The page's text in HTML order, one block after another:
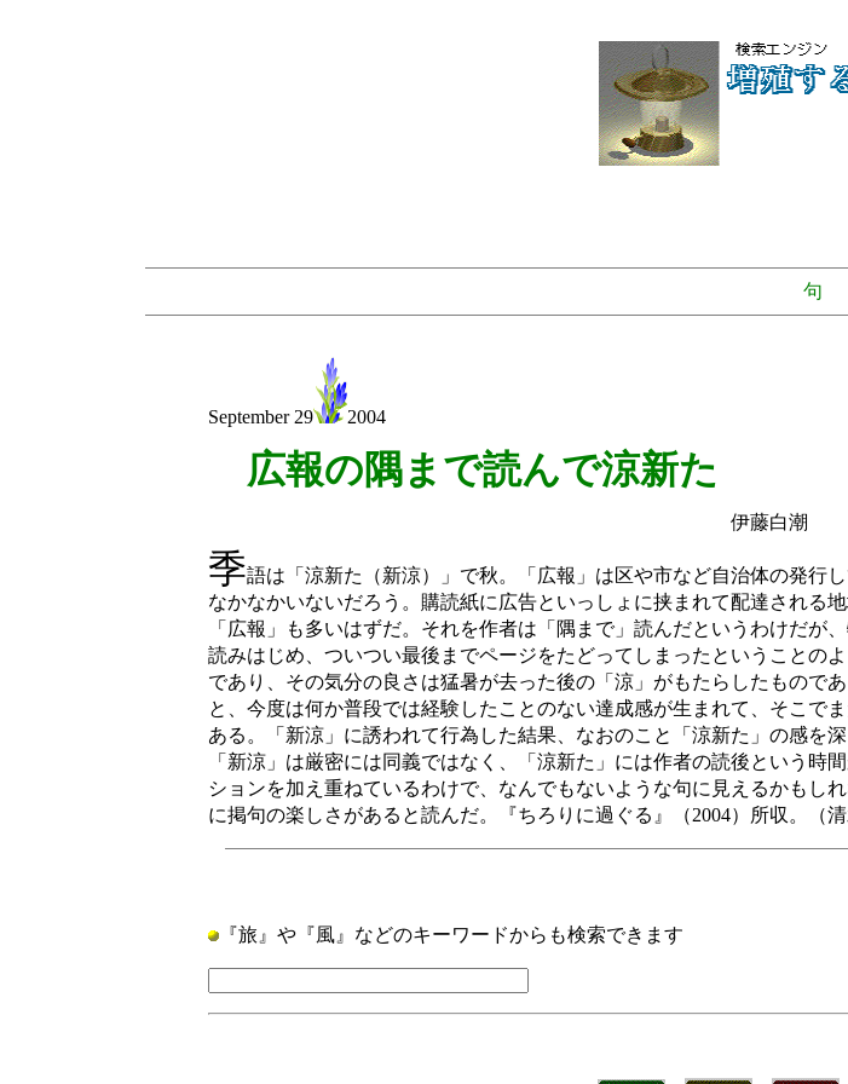
句
September 29 2004
広報の隅まで読んで涼新た
伊藤白潮
季語は「涼新た（新涼）」で秋。「広報」は区や市など自治体の発行
なかなかいないだろう。購読紙に広告といっしょに挟まれて配達される
「広報」も多いはずだ。それを作者は「隅まで」読んだというわけだ
読みはじめ、ついつい最後までページをたどってしまったということの
であり、その気分の良さは猛暑が去った後の「涼」がもたらしたもので
と、今度は何か普段では経験したことのない達成感が生まれて、そこで
ある。「新涼」に誘われて行為した結果、なおのこと「涼新た」の感を
「新涼」は厳密には同義ではなく、「涼新た」には作者の読後という
ションを加え重ねているわけで、なんでもないような句に見えるかもし
に掲句の楽しさがあると読んだ。『ちろりに過ぐる』（2004）所収。（清
『旅』や『風』などのキーワードからも検索できます